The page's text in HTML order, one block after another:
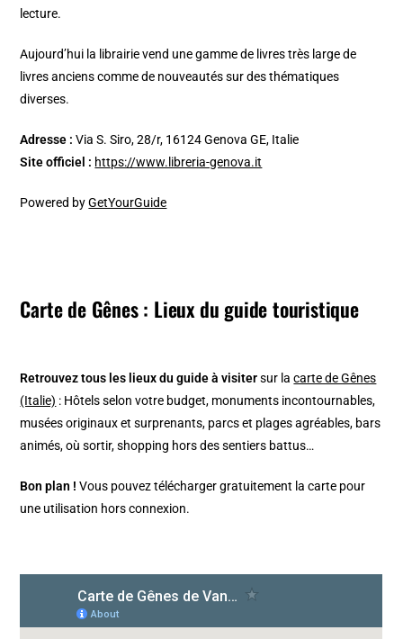
lecture.
Aujourd’hui la librairie vend une gamme de livres très large de
livres anciens comme de nouveautés sur des thématiques
diverses.
Adresse : Via S. Siro, 28/r, 16124 Genova GE, Italie
Site officiel : https://www.libreria-genova.it
Powered byGetYourGuide
Carte de Gênes : Lieux du guide touristique
Retrouvez tous les lieux du guide à visitersur lacarte de Gênes
(Italie) : Hôtels selon votre budget, monuments incontournables,
musées originaux et surprenants, parcs et plages agréables, bars
animés, où sortir, shopping hors des sentiers battus…
Bon plan ! Vous pouvez télécharger gratuitement la carte pour
une utilisation hors connexion.